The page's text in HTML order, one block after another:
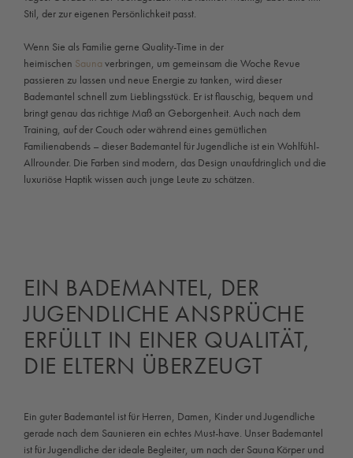
Stil, der zur eigenen Persönlichkeit passt.
Wenn Sie als Familie gerne Quality-Time in der
heimischen Sauna verbringen, um gemeinsam die Woche Revue
passieren zu lassen und neue Energie zu tanken, wird dieser
Bademantel schnell zum Lieblingsstück. Er ist flauschig, bequem und
bringt genau das richtige Maß an Geborgenheit. Auch nach dem
Training, auf der Couch oder während eines gemütlichen
Familienabends – dieser Bademantel für Jugendliche ist ein Wohlfühl-
Allrounder. Die Farben sind modern, das Design unaufdringlich und die
luxuriöse Haptik wissen auch junge Leute zu schätzen.
EIN BADEMANTEL, DER
JUGENDLICHE ANSPRÜCHE
ERFÜLLT IN EINER QUALITÄT,
DIE ELTERN ÜBERZEUGT
Ein guter Bademantel ist für Herren, Damen, Kinder und Jugendliche
gerade nach dem Saunieren ein echtes Must-have. Unser Bademantel
ist für Jugendliche der ideale Begleiter, um nach der Sauna Körper und